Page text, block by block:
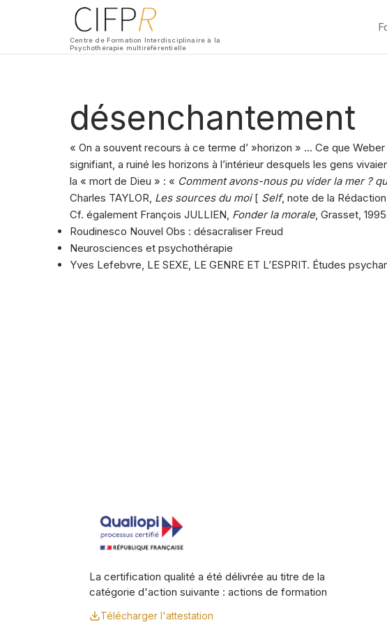
Centre de Formation Interdisciplinaire à la
Psychothérapie multiréférentielle
désenchantement
« On a souvent recours à ce terme d’ »horizon » … Ce que
signifiant, a ruiné les horizons à l’intérieur desquels les gens
la « mort de Dieu » : « Comment avons-nous pu vider la mer ?
Charles TAYLOR, Les sources du moi[ Self, note de la
Cf. également François JULLIEN, Fonder la morale, Grasset,
Roudinesco Nouvel Obs : désacraliser Freud
Neurosciences et psychothérapie
Yves Lefebvre, LE SEXE, LE GENRE ET L’ESPRIT. Études
La certification qualité a été délivrée au titre de la
catégorie d'action suivante : actions de formation
Télécharger l'attestation